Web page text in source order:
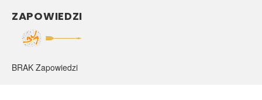
ZAPOWIEDZI
BRAK Zapowiedzi